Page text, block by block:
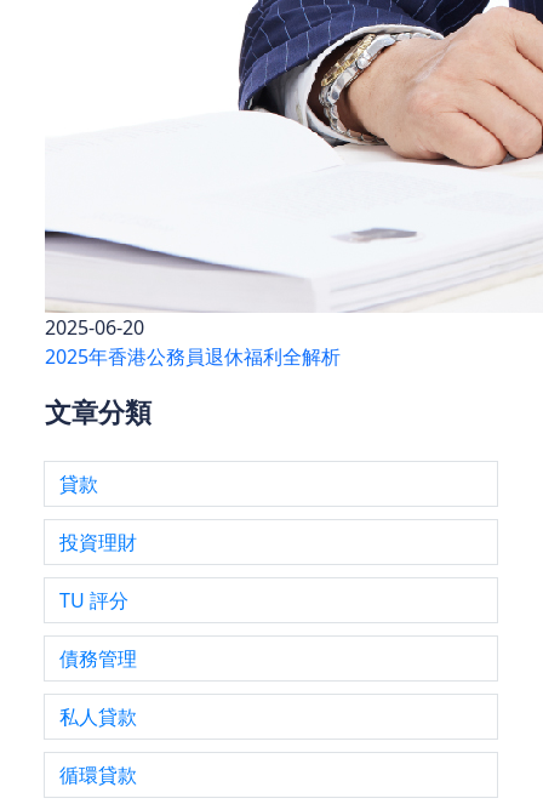
2025-06-20
2025年香港公務員退休福利全解析
文章分類
貸款
投資理財
TU 評分
債務管理
私人貸款
循環貸款